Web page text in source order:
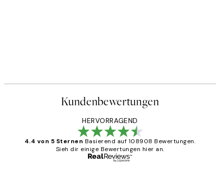
Kundenbewertungen
HERVORRAGEND
4.4 von 5 Sternen Basierend auf 108908 Bewertungen.
Sieh dir einige Bewertungen hier an.